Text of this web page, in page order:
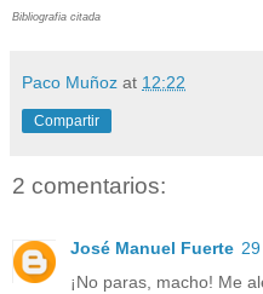
Bibliografia citada
Paco Muñoz at 12:22
Compartir
2 comentarios:
José Manuel Fuerte
¡No paras, macho! Me